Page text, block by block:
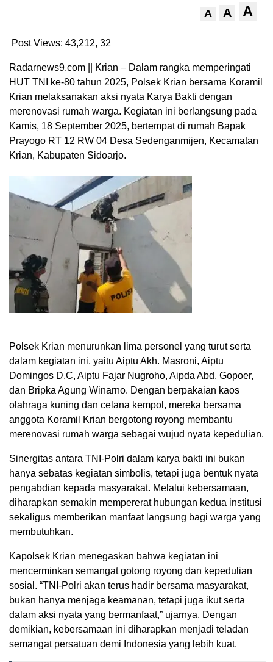
A A A
Post Views: 43,212, 32
Radarnews9.com || Krian – Dalam rangka memperingati
HUT TNI ke-80 tahun 2025, Polsek Krian bersama Koramil
Krian melaksanakan aksi nyata Karya Bakti dengan
merenovasi rumah warga. Kegiatan ini berlangsung pada
Kamis, 18 September 2025, bertempat di rumah Bapak
Prayogo RT 12 RW 04 Desa Sedenganmijen, Kecamatan
Krian, Kabupaten Sidoarjo.
Polsek Krian menurunkan lima personel yang turut serta
dalam kegiatan ini, yaitu Aiptu Akh. Masroni, Aiptu
Domingos D.C, Aiptu Fajar Nugroho, Aipda Abd. Gopoer,
dan Bripka Agung Winarno. Dengan berpakaian kaos
olahraga kuning dan celana kempol, mereka bersama
anggota Koramil Krian bergotong royong membantu
merenovasi rumah warga sebagai wujud nyata kepedulian.
Sinergitas antara TNI-Polri dalam karya bakti ini bukan
hanya sebatas kegiatan simbolis, tetapi juga bentuk nyata
pengabdian kepada masyarakat. Melalui kebersamaan,
diharapkan semakin mempererat hubungan kedua institusi
sekaligus memberikan manfaat langsung bagi warga yang
membutuhkan.
Kapolsek Krian menegaskan bahwa kegiatan ini
mencerminkan semangat gotong royong dan kepedulian
sosial. “TNI-Polri akan terus hadir bersama masyarakat,
bukan hanya menjaga keamanan, tetapi juga ikut serta
dalam aksi nyata yang bermanfaat,” ujarnya. Dengan
demikian, kebersamaan ini diharapkan menjadi teladan
semangat persatuan demi Indonesia yang lebih kuat.